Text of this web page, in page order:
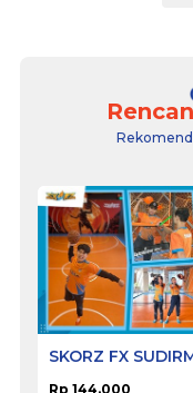
SKORZ FX
Rp 144.000